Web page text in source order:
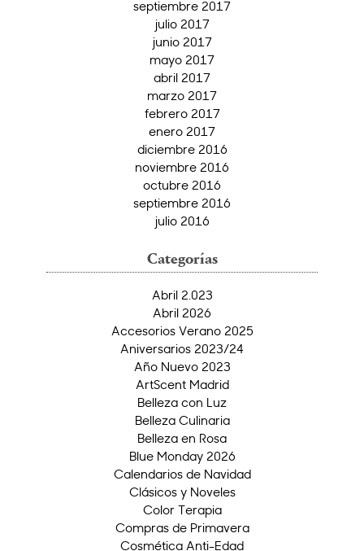
septiembre 2017
julio 2017
junio 2017
mayo 2017
abril 2017
marzo 2017
febrero 2017
enero 2017
diciembre 2016
noviembre 2016
octubre 2016
septiembre 2016
julio 2016
Categorías
Abril 2.023
Abril 2026
Accesorios Verano 2025
Aniversarios 2023/24
Año Nuevo 2023
ArtScent Madrid
Belleza con Luz
Belleza Culinaria
Belleza en Rosa
Blue Monday 2026
Calendarios de Navidad
Clásicos y Noveles
Color Terapia
Compras de Primavera
Cosmética Anti-Edad